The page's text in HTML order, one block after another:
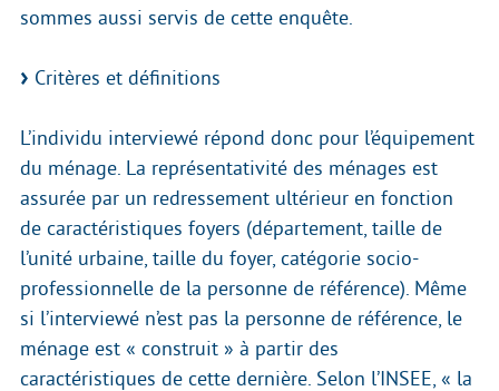
sommes aussi servis de cette enquête.
Critères et définitions
L’individu interviewé répond donc pour l’équipement
du ménage. La représentativité des ménages est
assurée par un redressement ultérieur en fonction
de caractéristiques foyers (département, taille de
l’unité urbaine, taille du foyer, catégorie socio-
professionnelle de la personne de référence). Même
si l’interviewé n’est pas la personne de référence, le
ménage est « construit » à partir des
caractéristiques de cette dernière. Selon l’INSEE, « la